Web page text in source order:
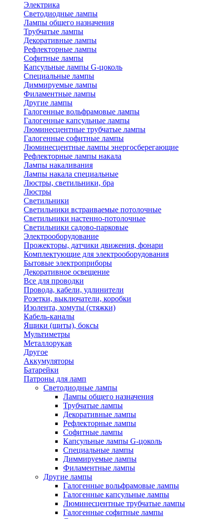
Электрика
Светодиодные лампы
Лампы общего назначения
Трубчатые лампы
Декоративные лампы
Рефлекторные лампы
Софитные лампы
Капсульные лампы G-цоколь
Специальные лампы
Диммируемые лампы
Филаментные лампы
Другие лампы
Галогенные вольфрамовые лампы
Галогенные капсульные лампы
Люминесцентные трубчатые лампы
Галогенные софитные лампы
Люминесцентные лампы энергосберегающие
Рефлекторные лампы накала
Лампы накаливания
Лампы накала специальные
Люстры, светильники, бра
Люстры
Светильники
Светильники встраиваемые потолочные
Светильники настенно-потолочные
Светильники садово-парковые
Электрооборудование
Прожекторы, датчики движения, фонари
Комплектующие для электрооборудования
Бытовые электроприборы
Декоративное освещение
Все для проводки
Провода, кабели, удлинители
Розетки, выключатели, коробки
Изолента, хомуты (стяжки)
Кабель-каналы
Ящики (щиты), боксы
Мультиметры
Металлорукав
Другое
Аккумуляторы
Батарейки
Патроны для ламп
Светодиодные лампы
Лампы общего назначения
Трубчатые лампы
Декоративные лампы
Рефлекторные лампы
Софитные лампы
Капсульные лампы G-цоколь
Специальные лампы
Диммируемые лампы
Филаментные лампы
Другие лампы
Галогенные вольфрамовые лампы
Галогенные капсульные лампы
Люминесцентные трубчатые лампы
Галогенные софитные лампы